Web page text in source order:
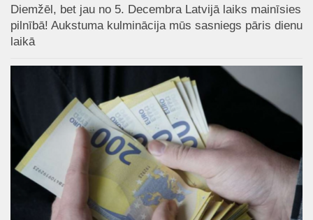
Diemžēl, bet jau no 5. Decembra Latvijā laiks mainīsies
pilnībā! Aukstuma kulminācija mūs sasniegs pāris dienu
laikā